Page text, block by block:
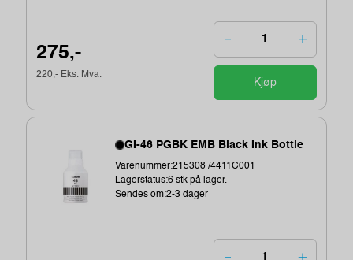
275,-
220,- Eks. Mva.
Kjøp
GI-46 PGBK EMB Black Ink Bottle
Varenummer:215308 /4411C001
Lagerstatus:6 stk på lager.
Sendes om:2-3 dager